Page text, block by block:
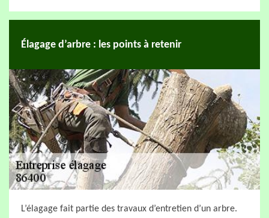
Élagage d’arbre : les points à retenir
L’élagage fait partie des travaux d’entretien d’un arbre.